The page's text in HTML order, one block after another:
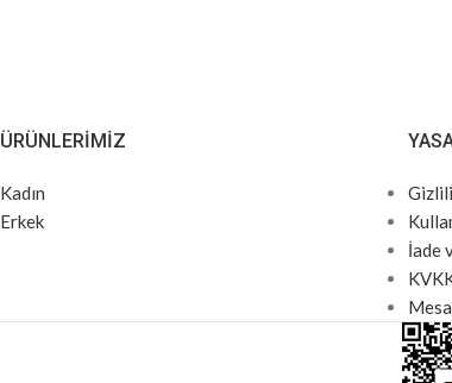
ÜRÜNLERIMIZ
Kadın
Erkek
İade